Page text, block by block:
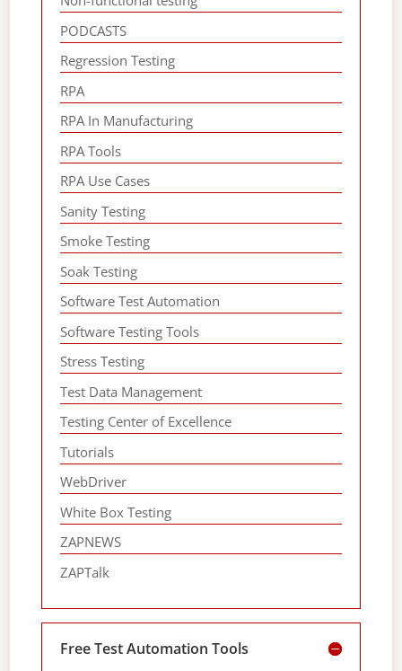
PODCASTS
Regression Testing
RPA
RPA In Manufacturing
RPA Tools
RPA Use Cases
Sanity Testing
Smoke Testing
Soak Testing
Software Test Automation
Software Testing Tools
Stress Testing
Test Data Management
Testing Center of Excellence
Tutorials
WebDriver
White Box Testing
ZAPNEWS
ZAPTalk
Free Test Automation Tools